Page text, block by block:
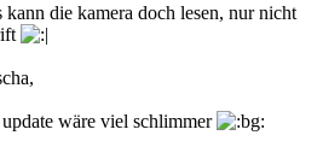
die kamera doch lesen, nur nicht
wäre viel schlimmer